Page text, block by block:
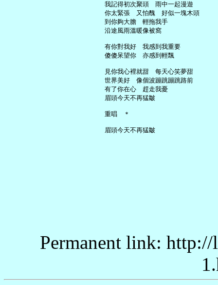
     我記得初次聚頭　雨中一起漫遊
     你太緊張　又怕醜　好似一塊木頭
     到你夠大膽　輕拖我手
     沿途風雨溫暖像被窩
     有你對我好　我感到我重要
     傻傻呆望你　亦感到輕飄
     見你我心裡就甜　每天心笑夢甜
     世界美好　像個波蹦跳蹦跳路前
     有了你在心　趕走我憂
     眉頭今天不再猛皺
     重唱　＊
Permanent link: